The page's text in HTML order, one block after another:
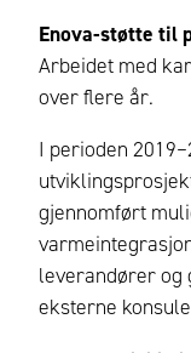
Enova-støtte til
Arbeidet med
over flere år.
I perioden
gjennomført
leverandører og
eksterne